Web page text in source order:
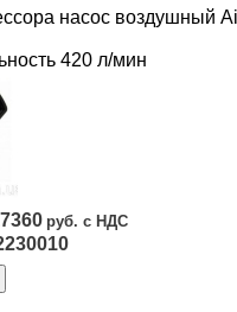
насос воздушный
420 л/мин